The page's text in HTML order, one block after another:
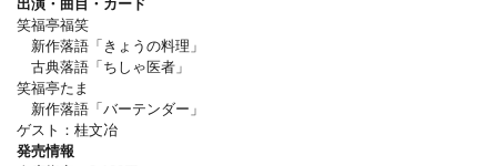
出演・曲目・カード
笑福亭福笑
新作落語「きょうの料理」
古典落語「ちしゃ医者」
笑福亭たま
新作落語「バーテンダー」
ゲスト：桂文冶
発売情報